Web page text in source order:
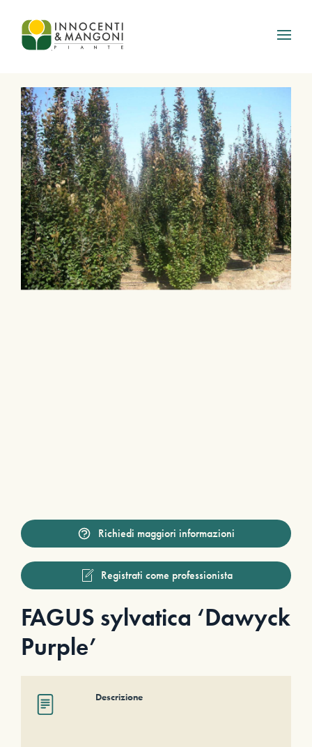
Skip to main content
Richiedi maggiori informazioni
Registrati come professionista
FAGUS sylvatica ‘Dawyck
Purple’
Descrizione